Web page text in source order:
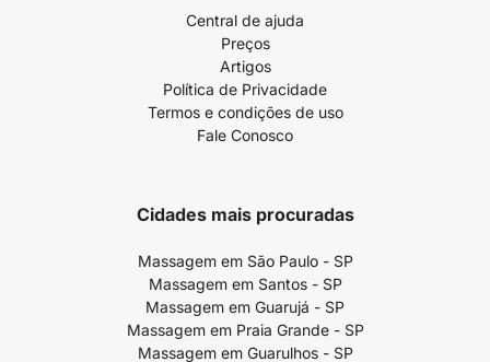
Central de ajuda
Preços
Artigos
Política de Privacidade
Termos e condições de uso
Fale Conosco
Cidades mais procuradas
Massagem em São Paulo - SP
Massagem em Santos - SP
Massagem em Guarujá - SP
Massagem em Praia Grande - SP
Massagem em Guarulhos - SP